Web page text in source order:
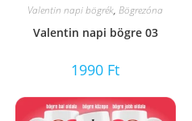
Valentin napi bögrék,Bögrezóna
Valentin napi bögre 03
1990 Ft